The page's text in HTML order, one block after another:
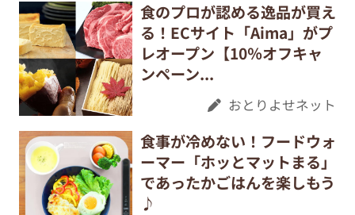
食のプロが認める逸品が買え
る！ECサイト「Aima」がプ
レオープン【10％オフキャ
ンペーン...
おとりよせネット
食事が冷めない！フードウォ
ーマー「ホッとマットまる」
であったかごはんを楽しもう
♪